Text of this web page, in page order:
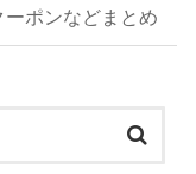
ポンなどまとめ